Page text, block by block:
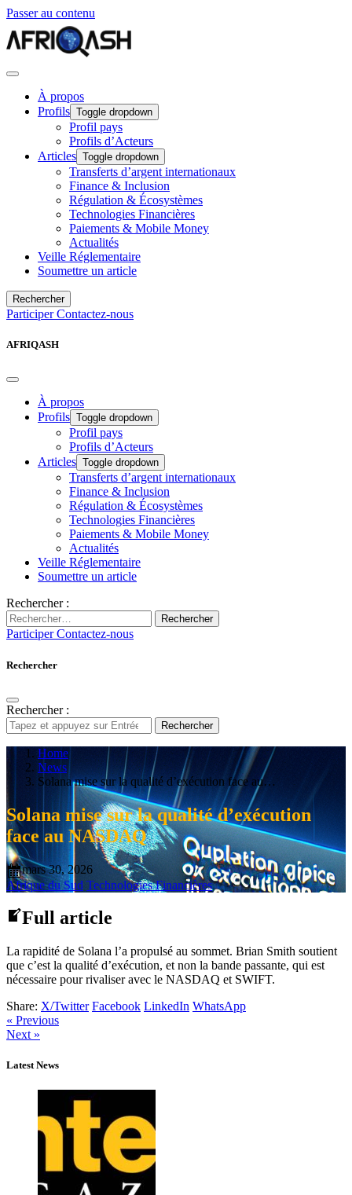
Passer au contenu
À propos
Profils Toggle dropdown
Profil pays
Profils d’Acteurs
Articles Toggle dropdown
Transferts d’argent internationaux
Finance & Inclusion
Régulation & Écosystèmes
Technologies Financières
Paiements & Mobile Money
Actualités
Veille Réglementaire
Soumettre un article
Rechercher
ParticiperContactez-nous
AFRIQASH
À propos
Profils Toggle dropdown
Profil pays
Profils d’Acteurs
Articles Toggle dropdown
Transferts d’argent internationaux
Finance & Inclusion
Régulation & Écosystèmes
Technologies Financières
Paiements & Mobile Money
Actualités
Veille Réglementaire
Soumettre un article
Rechercher :
Rechercher
ParticiperContactez-nous
Rechercher
Rechercher :
Rechercher
Home
News
Solana mise sur la qualité d’exécution face au…
Solana mise sur la qualité d’exécution
face au NASDAQ
mars 30, 2026
Afrique du Sud Technologies Financières
Full article
La rapidité de Solana l’a propulsé au sommet. Brian Smith soutient
que c’est la qualité d’exécution, et non la bande passante, qui est
nécessaire pour rivaliser avec le NASDAQ et SWIFT.
Share: X/Twitter Facebook LinkedIn WhatsApp
« Previous
Next »
Latest News